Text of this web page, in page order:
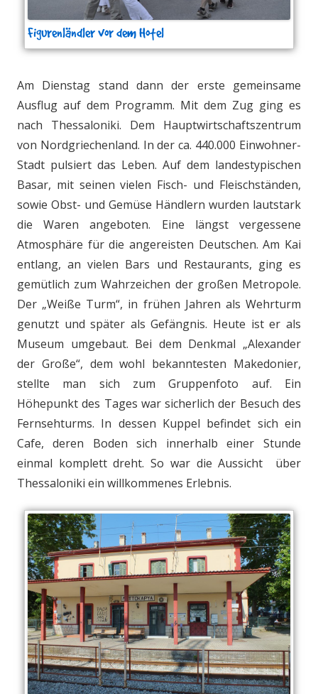
Figurenländler vor dem Hotel
Am Dienstag stand dann der erste gemeinsame
Ausflug auf dem Programm. Mit dem Zug ging es
nach Thessaloniki. Dem Hauptwirtschaftszentrum
von Nordgriechenland. In der ca. 440.000 Einwohner-
Stadt pulsiert das Leben. Auf dem landestypischen
Basar, mit seinen vielen Fisch- und Fleischständen,
sowie Obst- und Gemüse Händlern wurden lautstark
die Waren angeboten. Eine längst vergessene
Atmosphäre für die angereisten Deutschen. Am Kai
entlang, an vielen Bars und Restaurants, ging es
gemütlich zum Wahrzeichen der großen Metropole.
Der „Weiße Turm“, in frühen Jahren als Wehrturm
genutzt und später als Gefängnis. Heute ist er als
Museum umgebaut. Bei dem Denkmal „Alexander
der Große“, dem wohl bekanntesten Makedonier,
stellte man sich zum Gruppenfoto auf. Ein
Höhepunkt des Tages war sicherlich der Besuch des
Fernsehturms. In dessen Kuppel befindet sich ein
Cafe, deren Boden sich innerhalb einer Stunde
einmal komplett dreht. So war die Aussicht über
Thessaloniki ein willkommenes Erlebnis.